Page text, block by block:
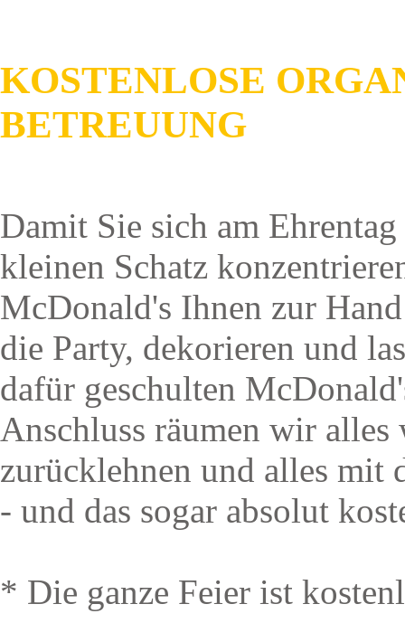
KOSTENLOSE
BETREUUNG
Damit Sie sich am
kleinen Schatz
McDonald's Ihnen zur
die Party, dekorieren und
dafür geschulten
Anschluss räumen wir
zurücklehnen und alles mit
- und das sogar absolut
* Die ganze Feier ist